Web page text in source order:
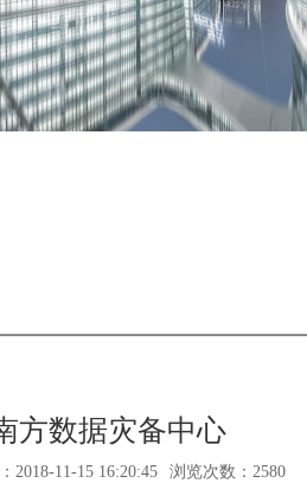
方数据灾备中心
2018-11-15 16:20:45 浏览次数：2580